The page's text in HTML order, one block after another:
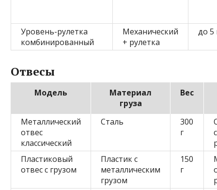
Уровень-рулетка
комбинированный
Механический
+ рулетка
до 5
Отвесы
Модель
Материал
груза
Вес
Металлический
отвес
классический
Сталь
300
г
Пластиковый
отвес с грузом
Пластик с
металлическим
грузом
150
г